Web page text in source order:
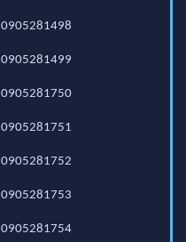
0905281498
0905281499
0905281750
0905281751
0905281752
0905281753
0905281754